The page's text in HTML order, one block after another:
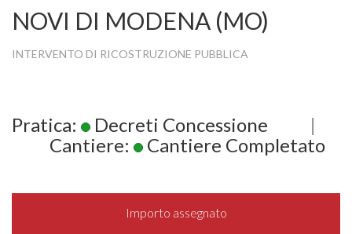
NOVI DI MODENA (MO)
INTERVENTO DI RICOSTRUZIONE PUBBLICA
Pratica: Decreti Concessione
|
Cantiere:
Cantiere Completato
Importo assegnato